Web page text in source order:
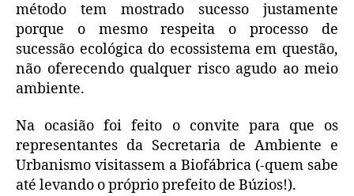
método tem mostrado sucesso justamente
porque o mesmo respeita o processo de
sucessão ecológica do ecossistema em questão,
não oferecendo qualquer risco agudo ao meio
ambiente.
Na ocasião foi feito o convite para que os
representantes da Secretaria de Ambiente e
Urbanismo visitassem a Biofábrica (-quem sabe
até levando o próprio prefeito de Búzios!).